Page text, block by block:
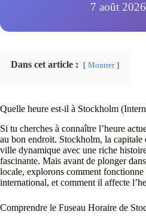
7 août 2026
Dans cet article : Montrer
Quelle heure est-il à Stockholm
Si tu cherches à connaître l’heure
au bon endroit. Stockholm, la capitale
ville dynamique avec une riche
fascinante. Mais avant de plonger
locale, explorons comment fonctionne
international, et comment il affecte
Comprendre le Fuseau Horaire de